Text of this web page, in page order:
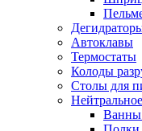
Автоклавы
Термостаты
Колоды
Столы для
Ванны